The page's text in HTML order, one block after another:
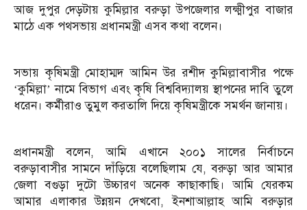
আজ দুপুর দেড়টায় কুমিল্লার বরুড়া উপজেলার লক্ষ্মীপুর বাজার
মাঠে এক পথসভায় প্রধানমন্ত্রী এসব কথা বলেন।
সভায় কৃষিমন্ত্রী মোহাম্মদ আমিন উর রশীদ কুমিল্লাবাসীর পক্ষে
‘কুমিল্লা’ নামে বিভাগ এবং কৃষি বিশ্ববিদ্যালয় স্থাপনের দাবি তুলে
ধরেন। কর্মীরাও তুমুল করতালি দিয়ে কৃষিমন্ত্রীকে সমর্থন জানায়।
প্রধানমন্ত্রী বলেন, আমি এখানে ২০০১ সালের নির্বাচনে
বরুড়াবাসীর সামনে দাঁড়িয়ে বলেছিলাম যে, বরুড়া আর আমার
জেলা বগুড়া দুটো উচ্চারণ অনেক কাছাকাছি। আমি যেরকম
আমার এলাকার উন্নয়ন দেখবো, ইনশাআল্লাহ আমি বরুড়ার